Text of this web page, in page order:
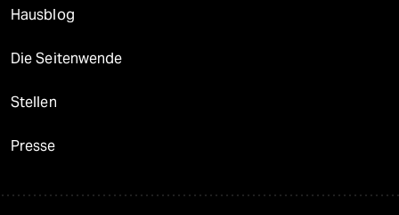
Hausblog
Die Seitenwende
Stellen
Presse